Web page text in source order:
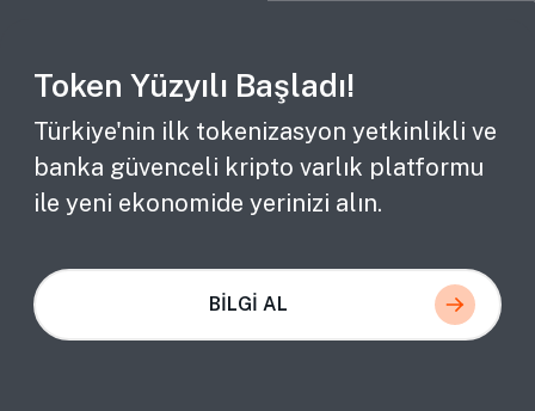
Token Yüzyılı Başladı!
Türkiye'nin ilk tokenizasyon yetkinlikli ve
banka güvenceli kripto varlık platformu
ile yeni ekonomide yerinizi alın.
BİLGİ AL